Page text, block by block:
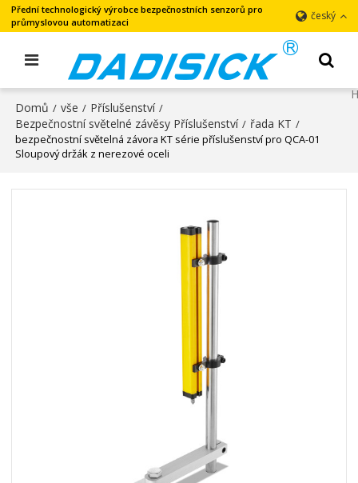
Přední technologický výrobce bezpečnostních senzorů pro
průmyslovou automatizaci
český
Domů / vše / Příslušenství /
Bezpečnostní světelné závěsy Příslušenství / řada KT /
bezpečnostní světelná závora KT série příslušenství pro QCA-01
Sloupový držák z nerezové oceli